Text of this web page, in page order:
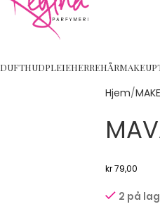
DUFTHUDPLEIEHERREHÅRMAKEUP
Hjem
kr79,00
2 på